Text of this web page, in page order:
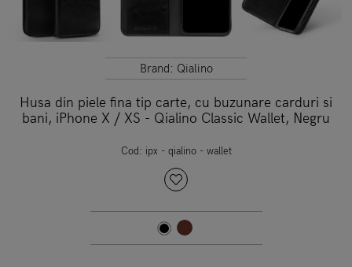
Brand: Qialino
Husa din piele fina tip carte, cu buzunare carduri si
bani, iPhone X / XS - Qialino Classic Wallet, Negru
Cod: ipx - qialino - wallet